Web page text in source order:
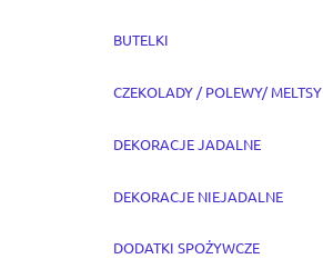
BUTELKI
CZEKOLADY / POLEWY/ MELTSY
DEKORACJE JADALNE
DEKORACJE NIEJADALNE
DODATKI SPOŻYWCZE